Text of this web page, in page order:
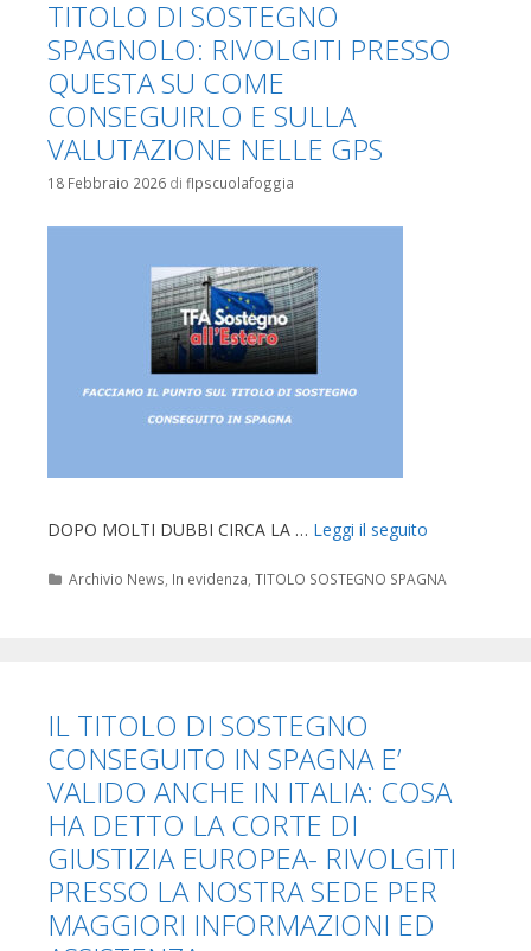
TITOLO DI SOSTEGNO
SPAGNOLO: RIVOLGITI PRESSO
QUESTA SU COME
CONSEGUIRLO E SULLA
VALUTAZIONE NELLE GPS
18 Febbraio 2026 di flpscuolafoggia
DOPO MOLTI DUBBI CIRCA LA … Leggi il seguito
Categorie
Archivio News, In evidenza, TITOLO SOSTEGNO SPAGNA
IL TITOLO DI SOSTEGNO
CONSEGUITO IN SPAGNA E’
VALIDO ANCHE IN ITALIA: COSA
HA DETTO LA CORTE DI
GIUSTIZIA EUROPEA- RIVOLGITI
PRESSO LA NOSTRA SEDE PER
MAGGIORI INFORMAZIONI ED